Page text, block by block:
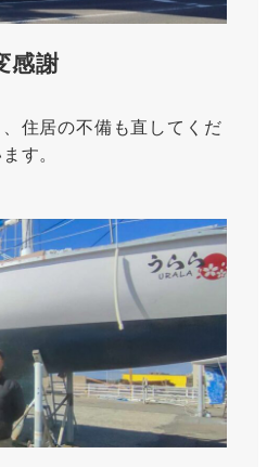
感謝
住居の不備も直してくだ
す。
詳
細
こ
ち
ら
</strong>